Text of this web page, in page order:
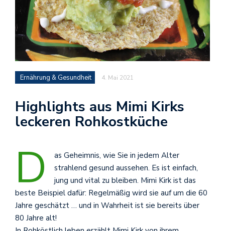
Ernährung & Gesundheit 4. Mai 2021
Highlights aus Mimi Kirks
leckeren Rohkostküche
D
as Geheimnis, wie Sie in jedem Alter
strahlend gesund aussehen. Es ist einfach,
jung und vital zu bleiben. Mimi Kirk ist das
beste Beispiel dafür: Regelmäßig wird sie auf um die 60
Jahre geschätzt … und in Wahrheit ist sie bereits über
80 Jahre alt!